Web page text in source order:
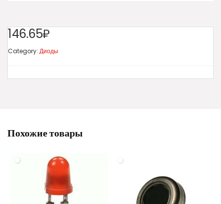
146.65₽
Category: Диоды
Похожие товары